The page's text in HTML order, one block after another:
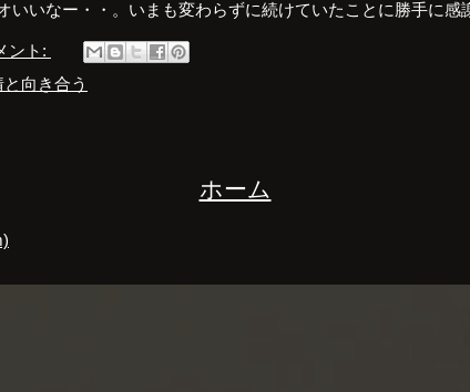
いいなー・・。いまも変わらずに続けていたことに勝手に感
ント:
向き合う
ホーム